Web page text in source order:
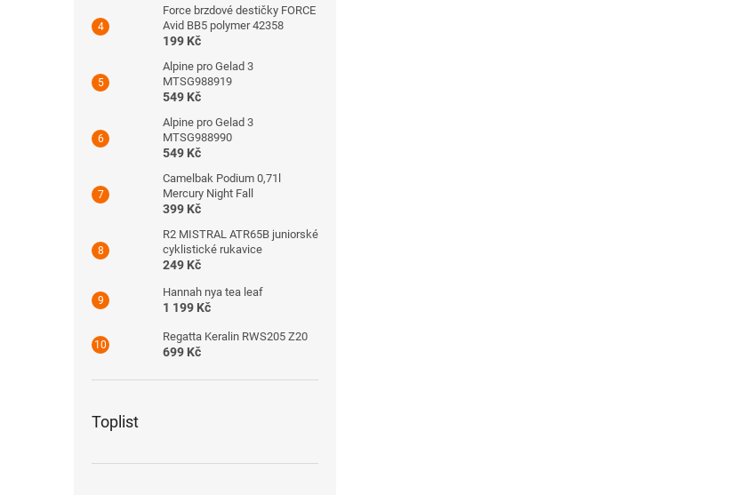
Force brzdové destičky FORCE
Avid BB5 polymer 42358
199 Kč
Alpine pro Gelad 3
MTSG988919
549 Kč
Alpine pro Gelad 3
MTSG988990
549 Kč
Camelbak Podium 0,71l
Mercury Night Fall
399 Kč
R2 MISTRAL ATR65B juniorské
cyklistické rukavice
249 Kč
Hannah nya tea leaf
1 199 Kč
Regatta Keralin RWS205 Z20
699 Kč
Toplist